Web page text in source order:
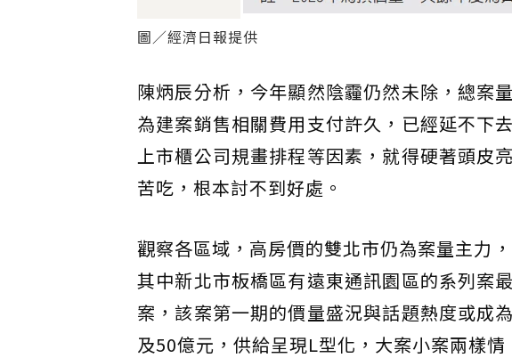
圖／經濟日報提供
陳炳辰分析，今年顯然陰霾仍然未除，總案
為建案銷售相關費用支付許久，已經延不下
上市櫃公司規畫排程等因素，就得硬著頭皮
苦吃，根本討不到好處。
觀察各區域，高房價的雙北市仍為案量主力
其中新北市板橋區有遠東通訊園區的系列案
案，該案第一期的價量盛況與話題熱度或成
及50億元，供給呈現L型化，大案小案兩樣情